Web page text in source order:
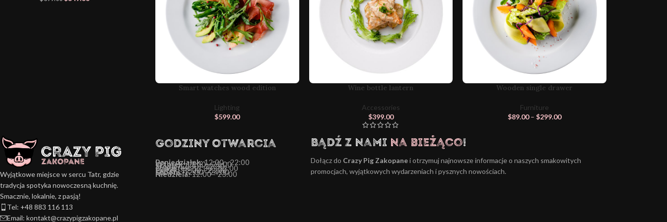
Smart watches wood edition
Lighting
$599.00
Wine bottle lantern
Accessories
$399.00
Wooden single drawer
Furniture
$89.00–$299.00
Wyjątkowe miejsce w sercu Tatr, gdzie
tradycja spotyka nowoczesną kuchnię.
Smacznie, lokalnie, z pasją!
Tel: +48 883 116 113
Email: kontakt@crazypigzakopane.pl
Godziny Otwarcia
Poniedziałek:12:00 - 22:00
Wtorek:12:00 - 22:00
Środa:12:00 - 22:00
Czwartek:12:00 - 22:00
Piątek:12:00 - 23:00
Sobota:12:00 - 24:00
Niedziela:12:00 - 23:00
Bądź z nami na bieżąco!
Dołącz do Crazy Pig Zakopanei otrzymuj najnowsze informacje o naszych smakowitych
promocjach, wyjątkowych wydarzeniach i pysznych nowościach.